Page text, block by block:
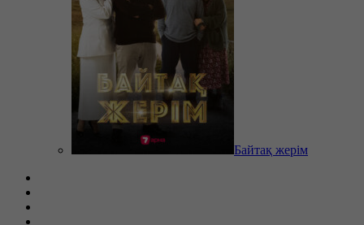
Байтақ жерім